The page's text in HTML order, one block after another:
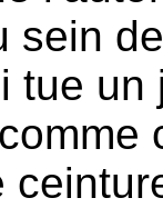
sein
tue